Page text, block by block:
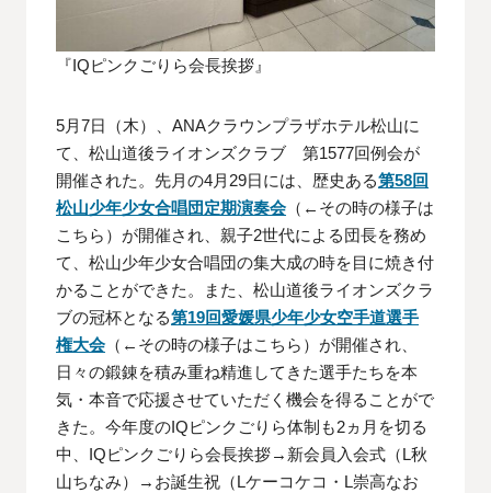
『IQピンクごりら会長挨拶』
5月7日（木）、ANAクラウンプラザホテル松山に
て、松山道後ライオンズクラブ 第1577回例会が
開催された。先月の4月29日には、歴史ある第58回
松山少年少女合唱団定期演奏会（←その時の様子は
こちら）が開催され、親子2世代による団長を務め
て、松山少年少女合唱団の集大成の時を目に焼き付
かることができた。また、松山道後ライオンズクラ
ブの冠杯となる第19回愛媛県少年少女空手道選手
権大会（←その時の様子はこちら）が開催され、
日々の鍛錬を積み重ね精進してきた選手たちを本
気・本音で応援させていただく機会を得ることがで
きた。今年度のIQピンクごりら体制も2ヵ月を切る
中、IQピンクごりら会長挨拶→新会員入会式（L秋
山ちなみ）→お誕生祝（Lケーコケコ・L崇高なお